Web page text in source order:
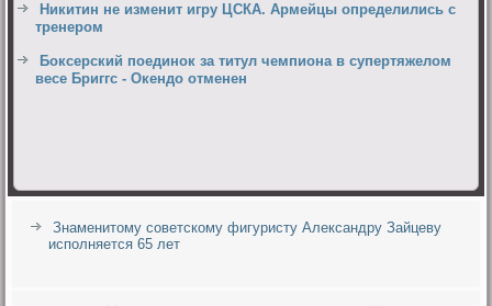
Никитин не изменит игру ЦСКА. Армейцы определились с
тренером
Боксерский поединок за титул чемпиона в супертяжелом
весе Бриггс - Окендо отменен
Знаменитому советскому фигуристу Александру Зайцеву
исполняется 65 лет